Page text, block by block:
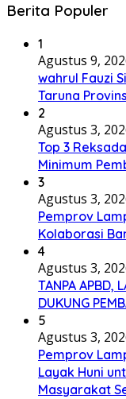
Berita Populer
1
Agustus 9,
wahrul Fauzi
Taruna
2
Agustus 3,
Top 3
Minimum
3
Agustus 3,
Pemprov
Kolaborasi
4
Agustus 3,
TANPA APBD,
DUKUNG
5
Agustus 3,
Pemprov
Layak Huni
Masyarakat